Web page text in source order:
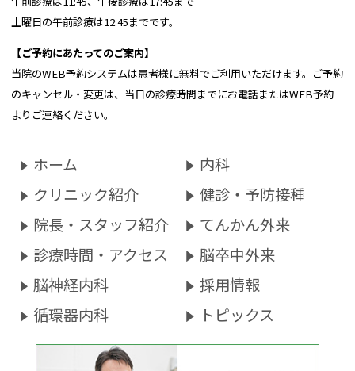
土曜日の午前診療は12:45までです。
【ご予約にあたってのご案内】
当院のWEB予約システムは患者様に無料でご利用いただけます。ご予約
のキャンセル・変更は、当日の診療時間までにお電話またはWEB予約
よりご連絡ください。
ホーム
クリニック紹介
院長・スタッフ紹介
診療時間・アクセス
脳神経内科
循環器内科
内科
健診・予防接種
てんかん外来
脳卒中外来
採用情報
トピックス